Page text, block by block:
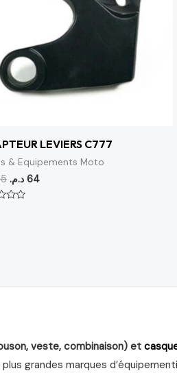
LEVIERS C777
& Equipements Moto
64 د.م.
veste, combinaison) et
grandes marques